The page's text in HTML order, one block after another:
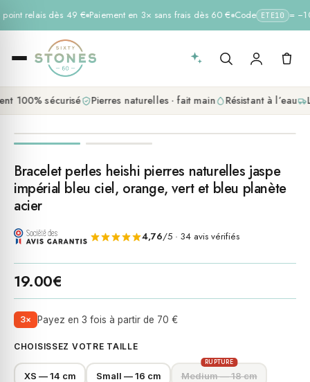
relais dès 49 € Paiement en 3× sans frais dès 60 € Code ETE10 =
100% sécurisé Pierres naturelles · fait main Résistant à l’eau
promo
Bracelet perles heishi pierres naturelles jaspe
impérial bleu ciel, orange, vert et bleu planète
acier
4,76/5 · 34 avis vérifiés
19.00€
3× Payez en 3 fois à partir de 70 €
CHOISISSEZ VOTRE TAILLE
XS — 14 cm Small — 16 cm Medium — 18 cm
RUPTURE